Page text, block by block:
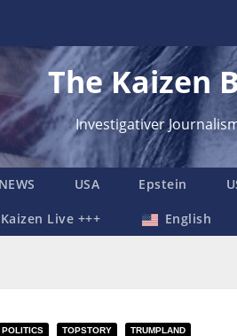
The Kaizen
Investigativer
NEWS USA Epstein
Live +++ English
TOPSTORY TRUMPLAND